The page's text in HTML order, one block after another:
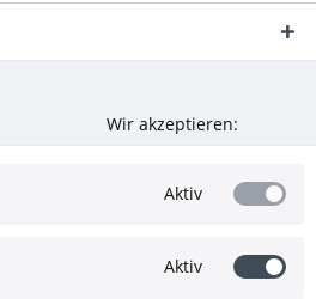
Wir akzeptieren:
Aktiv
Aktiv